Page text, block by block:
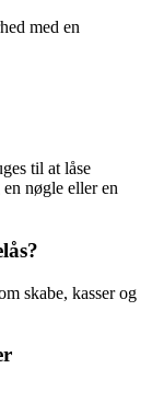
med en
til at låse
nøgle eller en
skabe, kasser og